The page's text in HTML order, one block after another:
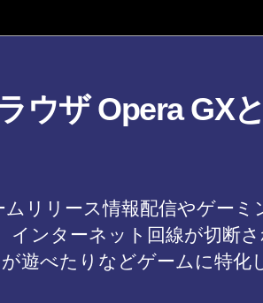
ウザ Opera GXと
リリース情報配信やゲーミ
インターネット回線が切断
遊べたりなどゲームに特化